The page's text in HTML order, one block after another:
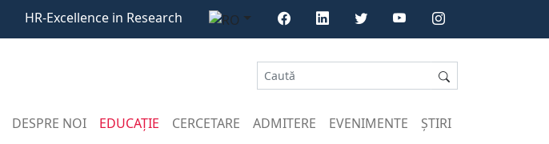
HR-Excellence in Research
DESPRE NOI EDUCAȚIE CERCETARE ADMITERE EVENIMENTE ȘTIRI